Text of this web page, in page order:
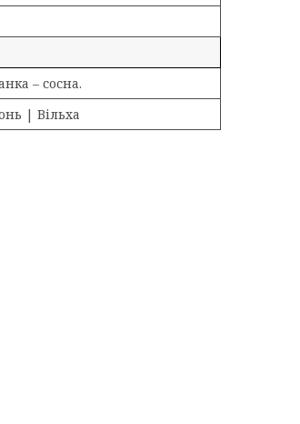
– сосна.
| Вільха